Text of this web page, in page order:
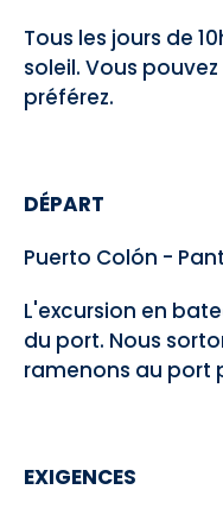
Tous les jours de
soleil. Vous
préférez.
DÉPART
Puerto Colón -
L'excursion en
du port. Nous
ramenons au port
EXIGENCES